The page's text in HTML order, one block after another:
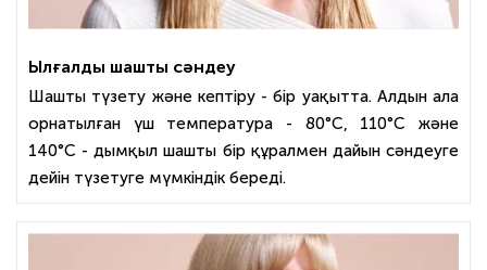
Ылғалды шашты сәндеу
Шашты түзету және кептіру - бір уақытта. Алдын ала
орнатылған үш температура - 80°C, 110°C және
140°C - дымқыл шашты бір құралмен дайын сәндеуге
дейін түзетуге мүмкіндік береді.